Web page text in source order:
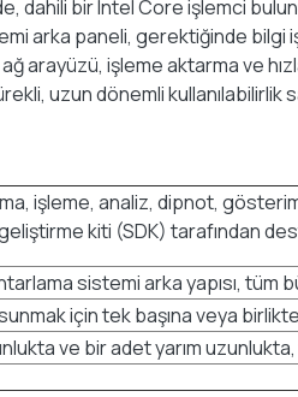
dahili bir Intel Core işlemci
arka paneli, gerektiğinde
arayüzü, işleme aktarma ve
uzun dönemli
işleme, analiz, dipnot,
geliştirme kiti (SDK) tarafından
sistemi arka yapısı,
sunmak için tek başına veya
ve bir adet yarım